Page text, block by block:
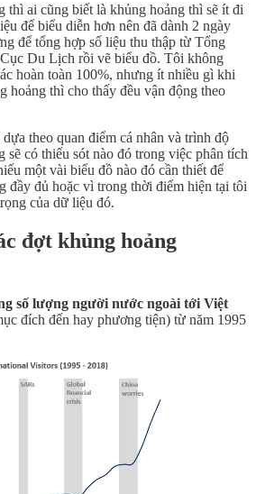
thì ai cũng biết là khủng hoảng thì sẽ ít đi
để biểu diễn hơn nên đã dành 2 ngày
để tổng hợp số liệu thu thập từ Tổng
Du Lịch rồi vẽ biểu đồ. Tôi không
hoàn toàn 100%, nhưng ít nhiều gì khi
hoảng thì cho thấy đều vận động theo
theo quan điểm cá nhân và trình độ
sẽ có thiếu sót nào đó trong việc phân tích
một vài biểu đồ nào đó cần thiết để
đầy đủ hoặc vì trong thời điểm hiện tại tôi
của dữ liệu đó.
đợt khủng hoảng
số lượng người nước ngoài tới Việt
đích đến hay phương tiện) từ năm 1995